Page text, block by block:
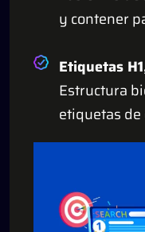
y contener
Etiquetas
Estructura
etiquetas de